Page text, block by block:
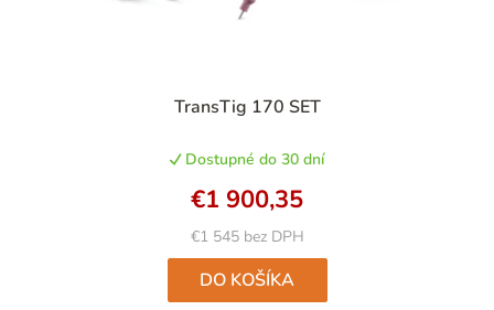
TransTig 170 SET
Dostupné do 30 dní
€1 545 bez DPH
€1 900,35
DO KOŠÍKA